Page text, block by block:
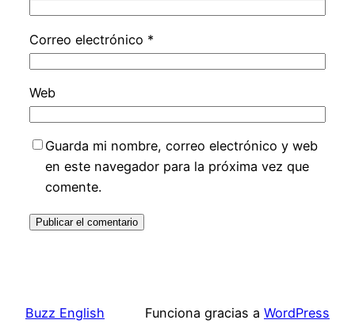
Correo electrónico *
Web
Guarda mi nombre, correo electrónico y web
en este navegador para la próxima vez que
comente.
Buzz English Funciona gracias a WordPress